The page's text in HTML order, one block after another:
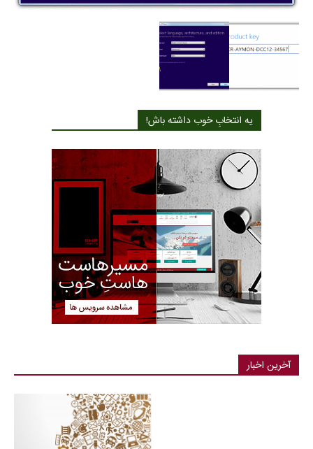
یه انتخابِ خوب داشته باش!
آخرین اخبار